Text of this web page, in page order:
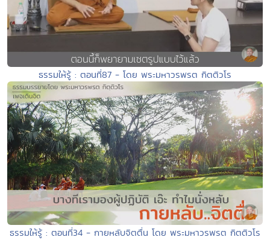
ธรรมให้รู้ : ตอนที่87 - โดย พระมหาวรพรต กิตติวโร
ธรรมให้รู้ : ตอนที่34 - กายหลับจิตตื่น โดย พระมหาวรพรต กิตติวโร